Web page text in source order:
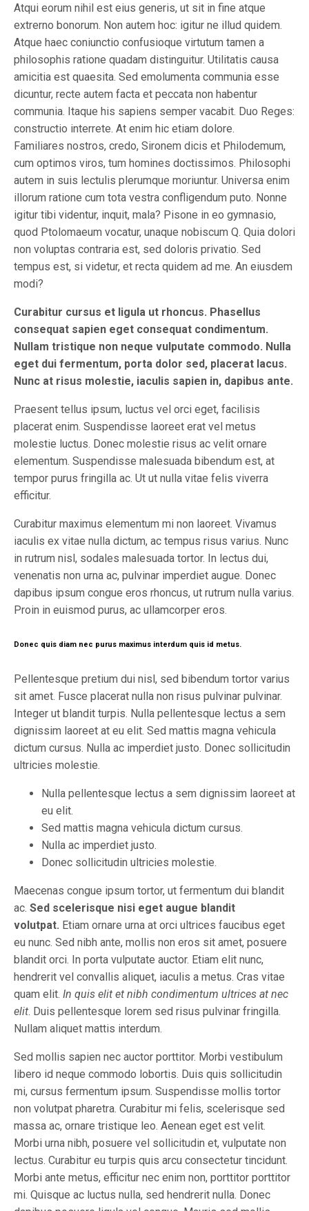
Atqui eorum nihil est eius generis, ut sit in fine atque
extrerno bonorum. Non autem hoc: igitur ne illud quidem.
Atque haec coniunctio confusioque virtutum tamen a
philosophis ratione quadam distinguitur. Utilitatis causa
amicitia est quaesita. Sed emolumenta communia esse
dicuntur, recte autem facta et peccata non habentur
communia. Itaque his sapiens semper vacabit. Duo Reges:
constructio interrete. At enim hic etiam dolore.
Familiares nostros, credo, Sironem dicis et Philodemum,
cum optimos viros, tum homines doctissimos. Philosophi
autem in suis lectulis plerumque moriuntur. Universa enim
illorum ratione cum tota vestra confligendum puto. Nonne
igitur tibi videntur, inquit, mala? Pisone in eo gymnasio,
quod Ptolomaeum vocatur, unaque nobiscum Q. Quia dolori
non voluptas contraria est, sed doloris privatio. Sed
tempus est, si videtur, et recta quidem ad me. An eiusdem
modi?
Curabitur cursus et ligula ut rhoncus. Phasellus
consequat sapien eget consequat condimentum.
Nullam tristique non neque vulputate commodo. Nulla
eget dui fermentum, porta dolor sed, placerat lacus.
Nunc at risus molestie, iaculis sapien in, dapibus ante.
Praesent tellus ipsum, luctus vel orci eget, facilisis
placerat enim. Suspendisse laoreet erat vel metus
molestie luctus. Donec molestie risus ac velit ornare
elementum. Suspendisse malesuada bibendum est, at
tempor purus fringilla ac. Ut ut nulla vitae felis viverra
efficitur.
Curabitur maximus elementum mi non laoreet. Vivamus
iaculis ex vitae nulla dictum, ac tempus risus varius. Nunc
in rutrum nisl, sodales malesuada tortor. In lectus dui,
venenatis non urna ac, pulvinar imperdiet augue. Donec
dapibus ipsum congue eros rhoncus, ut rutrum nulla varius.
Proin in euismod purus, ac ullamcorper eros.
Donec quis diam nec purus maximus interdum quis id metus.
Pellentesque pretium dui nisl, sed bibendum tortor varius
sit amet. Fusce placerat nulla non risus pulvinar pulvinar.
Integer ut blandit turpis. Nulla pellentesque lectus a sem
dignissim laoreet at eu elit. Sed mattis magna vehicula
dictum cursus. Nulla ac imperdiet justo. Donec sollicitudin
ultricies molestie.
Nulla pellentesque lectus a sem dignissim laoreet at
eu elit.
Sed mattis magna vehicula dictum cursus.
Nulla ac imperdiet justo.
Donec sollicitudin ultricies molestie.
Maecenas congue ipsum tortor, ut fermentum dui blandit
ac. Sed scelerisque nisi eget augue blandit
volutpat. Etiam ornare urna at orci ultrices faucibus eget
eu nunc. Sed nibh ante, mollis non eros sit amet, posuere
blandit orci. In porta vulputate auctor. Etiam elit nunc,
hendrerit vel convallis aliquet, iaculis a metus. Cras vitae
quam elit. In quis elit et nibh condimentum ultrices at nec
elit. Duis pellentesque lorem sed risus pulvinar fringilla.
Nullam aliquet mattis interdum.
Sed mollis sapien nec auctor porttitor. Morbi vestibulum
libero id neque commodo lobortis. Duis quis sollicitudin
mi, cursus fermentum ipsum. Suspendisse mollis tortor
non volutpat pharetra. Curabitur mi felis, scelerisque sed
massa ac, ornare tristique leo. Aenean eget est velit.
Morbi urna nibh, posuere vel sollicitudin et, vulputate non
lectus. Curabitur eu turpis quis arcu consectetur tincidunt.
Morbi ante metus, efficitur nec enim non, porttitor porttitor
mi. Quisque ac luctus nulla, sed hendrerit nulla. Donec